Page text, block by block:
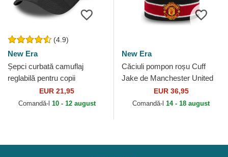
(4.9)
New Era
Șepci curbată camuflaj
reglabilă pentru copii
9FORTY League Essential
de New York Yankees MLB
EUR 21,95
Comandă-l 10 - 12 august
New Era
Căciuli pompon roșu Cuff
Jake de Manchester United
Football Club Premier League
de New Era
EUR 36,95
Comandă-l 14 - 18 august